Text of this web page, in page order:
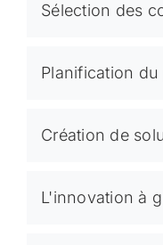
Sélection des
Planification du
Création de
L'innovation à